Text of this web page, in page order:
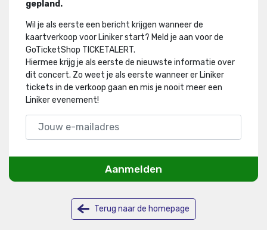
gepland.
Wil je als eerste een bericht krijgen wanneer de
kaartverkoop voor Liniker start? Meld je aan voor de
GoTicketShop TICKETALERT.
Hiermee krijg je als eerste de nieuwste informatie over
dit concert. Zo weet je als eerste wanneer er Liniker
tickets in de verkoop gaan en mis je nooit meer een
Liniker evenement!
Aanmelden
Terug naar de homepage